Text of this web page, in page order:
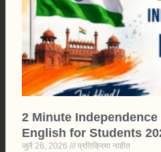
2 Minute
English for Students
जुलै 26, 2026 प्रतिक्रिया नाहीत